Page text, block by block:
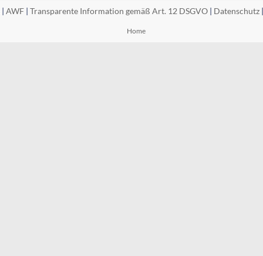
AWF | Transparente Information gemäß Art. 12 DSGVO | Datenschutz
Home